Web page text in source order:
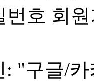
번호 회
: "구글/